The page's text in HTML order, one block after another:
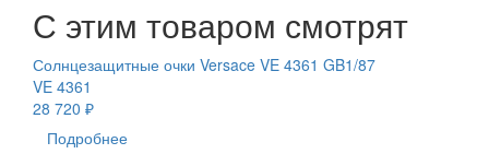
С этим товаром смотрят
Солнцезащитные очки Versace VE 4361 GB1/87
VE 4361
28 720 ₽
Подробнее